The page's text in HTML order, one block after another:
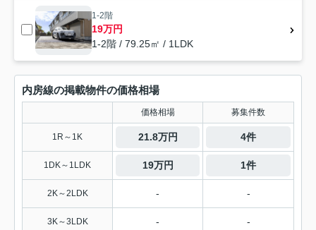
1-2階
19万円
1-2階 / 79.25㎡ / 1LDK
内房線の掲載物件の価格相場
価格相場 募集件数
1R～1K 21.8万円 4件
1DK～1LDK 19万円 1件
2K～2LDK - -
3K～3LDK - -